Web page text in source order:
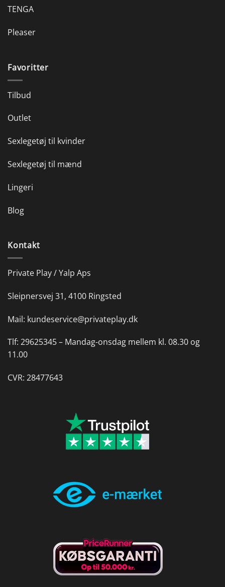
TENGA
Pleaser
Favoritter
Tilbud
Outlet
Sexlegetøj til kvinder
Sexlegetøj til mænd
Lingeri
Blog
Kontakt
Private Play / Yalp Aps
Sleipnersvej 31, 4100 Ringsted
Mail: kundeservice@privateplay.dk
Tlf: 29625345 – Mandag-onsdag mellem kl. 08.30 og
11.00
CVR: 28477643